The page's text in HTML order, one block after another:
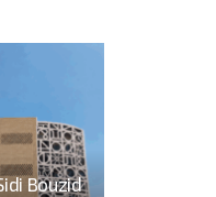
Bouzid